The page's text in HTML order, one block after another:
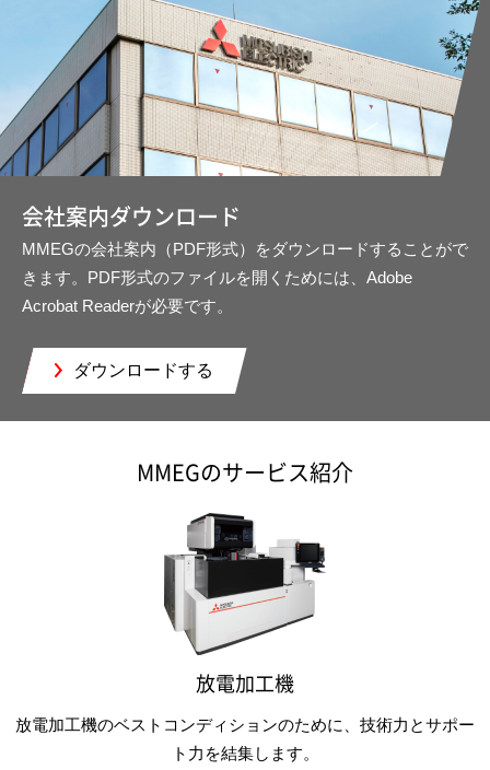
会社案内ダウンロード
MMEGの会社案内（PDF形式）をダウンロードすることがで
きます。PDF形式のファイルを開くためには、Adobe
Acrobat Readerが必要です。
ダウンロードする
MMEGのサービス紹介
放電加工機
放電加工機のベストコンディションのために、技術力とサポー
ト力を結集します。